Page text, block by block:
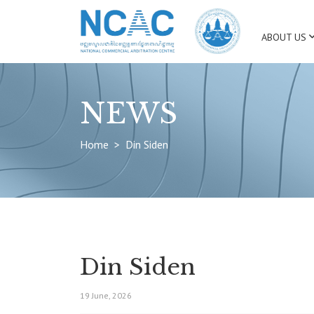
ABOUT US
NEWS
Home Din Siden
Din Siden
19 June, 2026